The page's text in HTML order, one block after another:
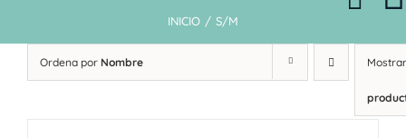
INICIO / S/M
Ordena por Nombre